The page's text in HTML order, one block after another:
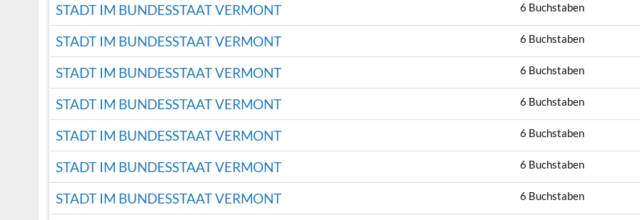
STADT IM BUNDESSTAAT VERMONT 6 Buchstaben
STADT IM BUNDESSTAAT VERMONT 6 Buchstaben
STADT IM BUNDESSTAAT VERMONT 6 Buchstaben
STADT IM BUNDESSTAAT VERMONT 6 Buchstaben
STADT IM BUNDESSTAAT VERMONT 6 Buchstaben
STADT IM BUNDESSTAAT VERMONT 6 Buchstaben
STADT IM BUNDESSTAAT VERMONT 6 Buchstaben